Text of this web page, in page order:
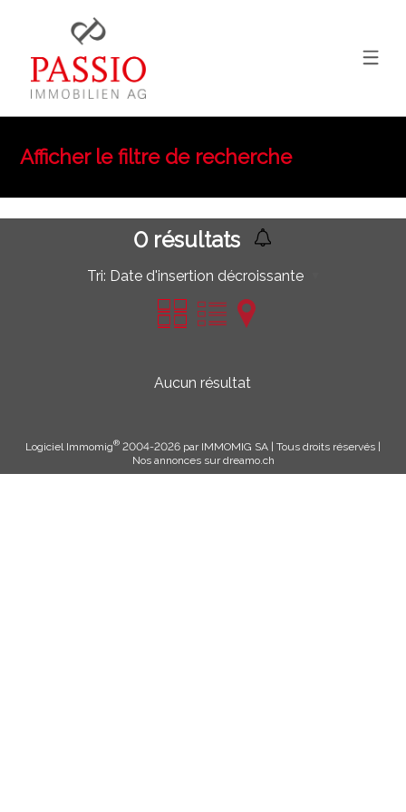
Afficher le filtre de recherche
0résultats
Tri: Date d'insertion décroissante
Aucun résultat
Logiciel Immomig® 2004-2026 par IMMOMIG SA | Tous droits réservés |
Nos annonces surdreamo.ch